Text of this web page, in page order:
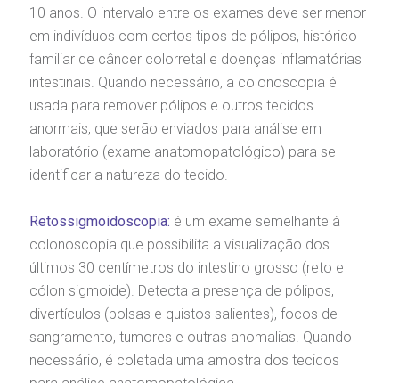
10 anos. O intervalo entre os exames deve ser menor
em indivíduos com certos tipos de pólipos, histórico
familiar de câncer colorretal e doenças inflamatórias
intestinais. Quando necessário, a colonoscopia é
usada para remover pólipos e outros tecidos
anormais, que serão enviados para análise em
laboratório (exame anatomopatológico) para se
identificar a natureza do tecido.
Retossigmoidoscopia: é um exame semelhante à
colonoscopia que possibilita a visualização dos
últimos 30 centímetros do intestino grosso (reto e
cólon sigmoide). Detecta a presença de pólipos,
divertículos (bolsas e quistos salientes), focos de
sangramento, tumores e outras anomalias. Quando
necessário, é coletada uma amostra dos tecidos